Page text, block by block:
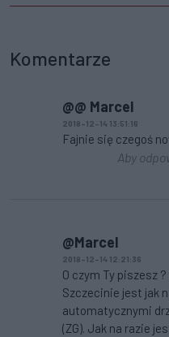
Komentarze
@@ Marcel
2018-12-14 13:51:16
Fajnie się czegoś
Aby
@Marcel
2018-12-14 12:21:36
O czym Ty piszesz
Szczecinie jest jak
automatycznymi
(ZG). Jak na razie